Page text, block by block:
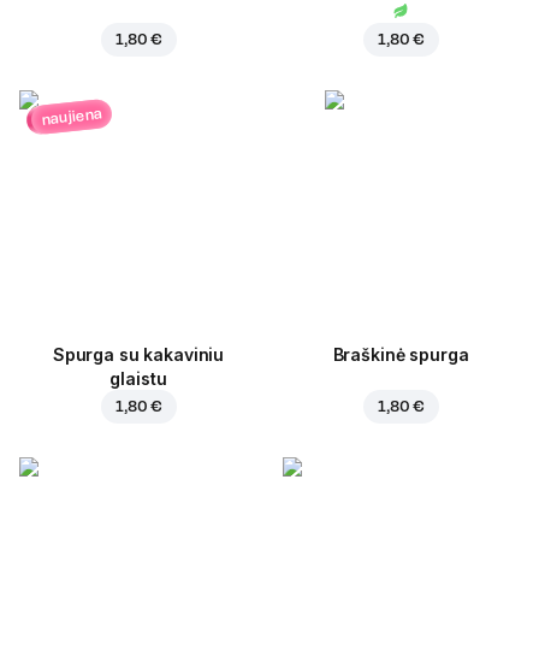
1,80 € 1,80 €
naujiena
Spurga su kakaviniu
glaistu
1,80 €
Braškinė spurga
1,80 €